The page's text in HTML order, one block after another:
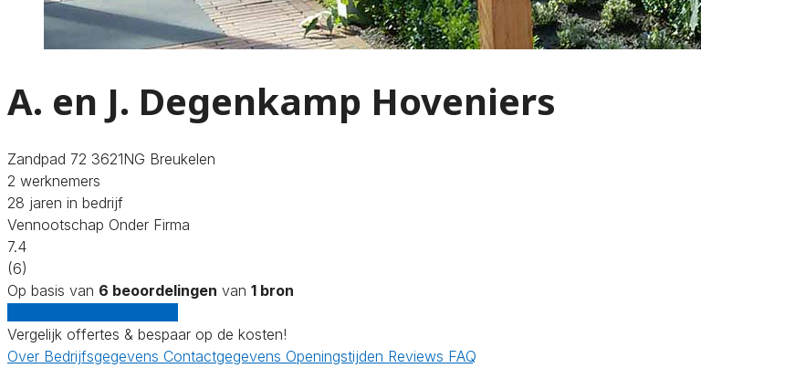
A. en J. Degenkamp Hoveniers
Zandpad 72 3621NG Breukelen
2 werknemers
28 jaren in bedrijf
Vennootschap Onder Firma
7.4
(6)
Op basis van 6 beoordelingen van 1 bron
Vergelijk offertes & bespaar op de kosten!
Over Bedrijfsgegevens Contactgegevens Openingstijden Reviews FAQ